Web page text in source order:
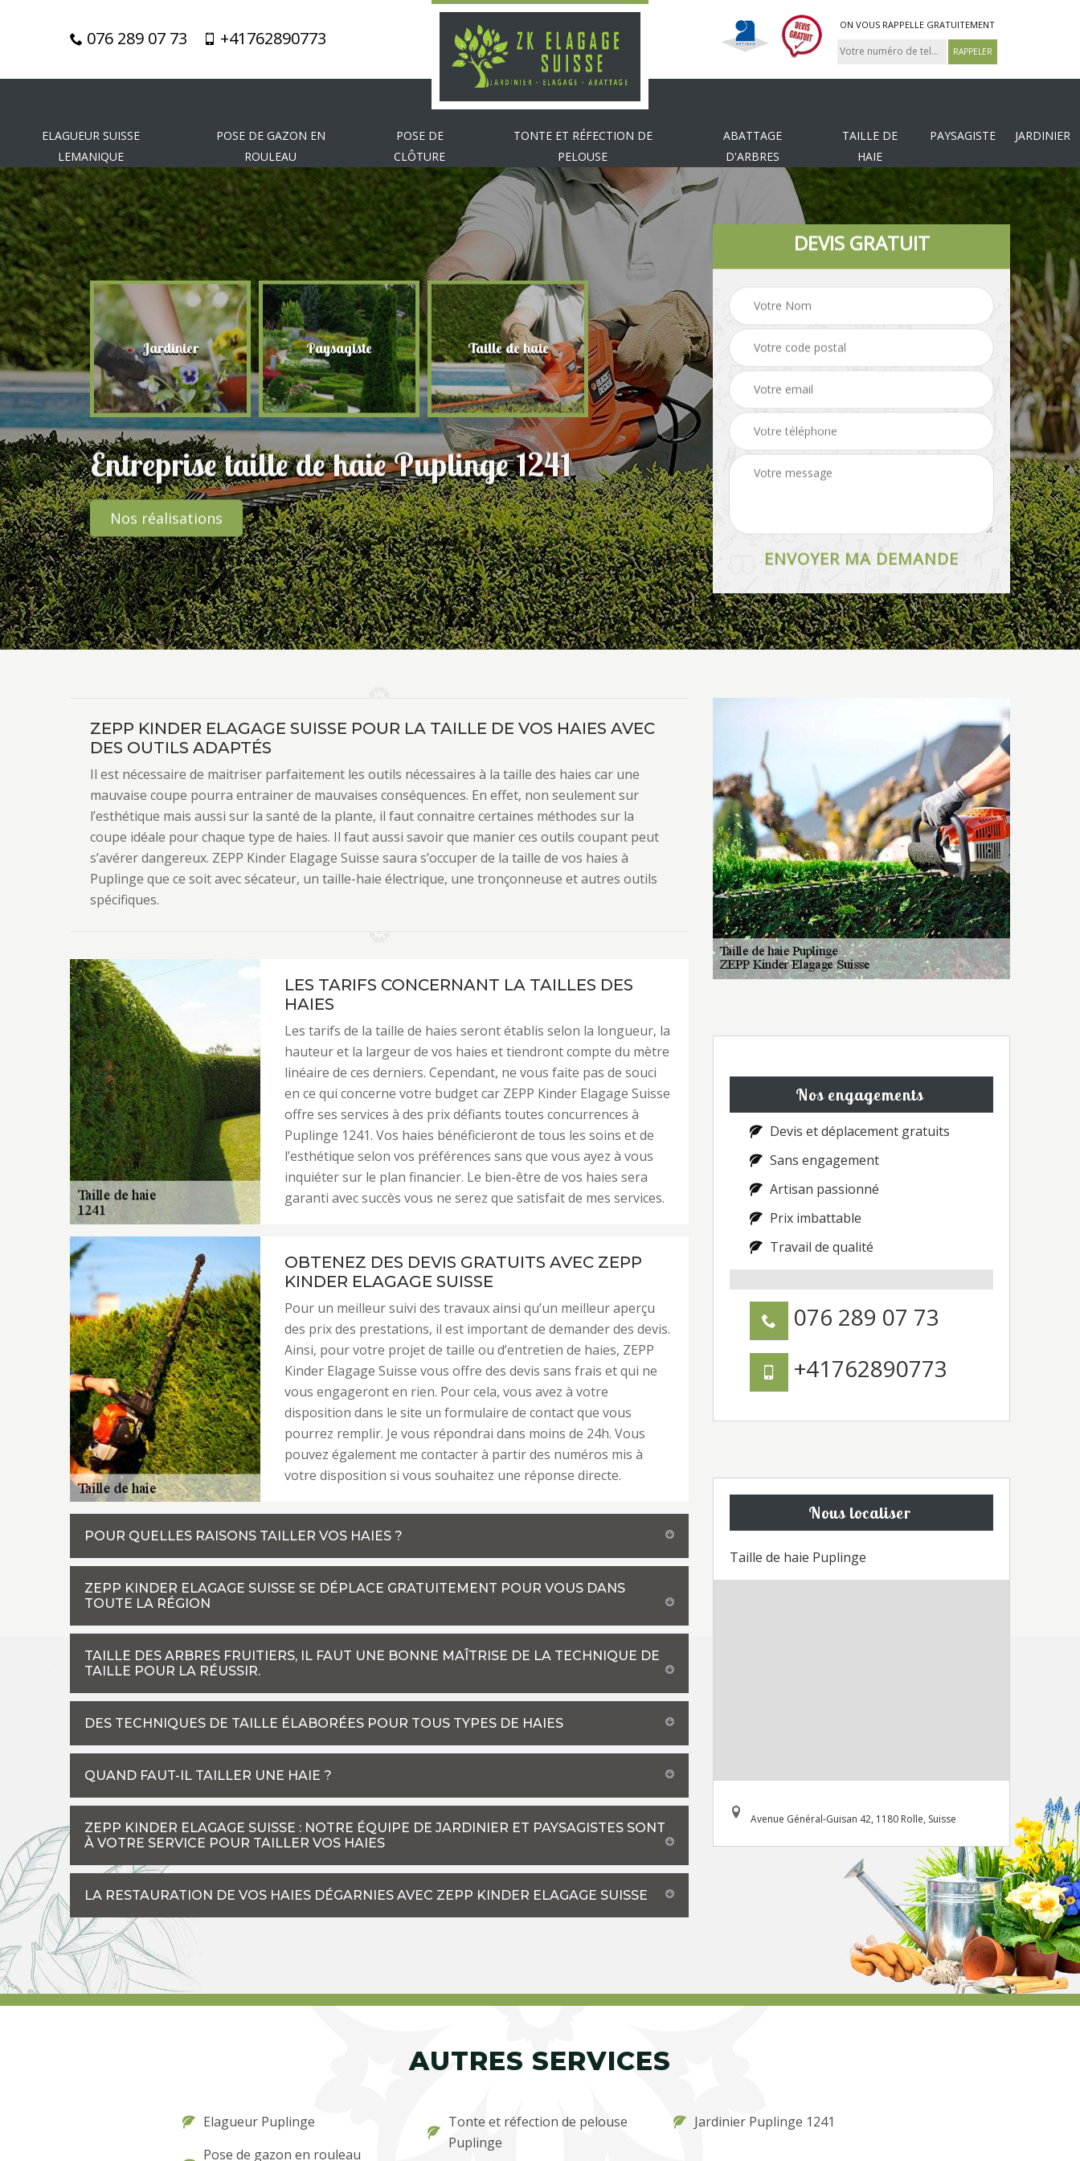
076 289 07 73 +41762890773
ON VOUS RAPPELLE GRATUITEMENT
ELAGUEUR SUISSE
LEMANIQUE
POSE DE GAZON EN
ROULEAU
POSE DE
CLÔTURE
TONTE ET RÉFECTION DE
PELOUSE
ABATTAGE
D'ARBRES
TAILLE DE
HAIE
PAYSAGISTE JARDINIER
Jardinier Paysagiste Taille de haie Abattage d'arbres Tonte et réfection de
pelouse Pose de clôture
Entreprise taille de haie Puplinge 1241
Nos réalisations
DEVIS GRATUIT
ZEPP KINDER ELAGAGE SUISSE POUR LA TAILLE DE VOS HAIES AVEC
DES OUTILS ADAPTÉS
Il est nécessaire de maitriser parfaitement les outils nécessaires à la taille des haies car une
mauvaise coupe pourra entrainer de mauvaises conséquences. En effet, non seulement sur
l’esthétique mais aussi sur la santé de la plante, il faut connaitre certaines méthodes sur la
coupe idéale pour chaque type de haies. Il faut aussi savoir que manier ces outils coupant peut
s’avérer dangereux. ZEPP Kinder Elagage Suisse saura s’occuper de la taille de vos haies à
Puplinge que ce soit avec sécateur, un taille-haie électrique, une tronçonneuse et autres outils
spécifiques.
LES TARIFS CONCERNANT LA TAILLES DES
HAIES
Les tarifs de la taille de haies seront établis selon la longueur, la
hauteur et la largeur de vos haies et tiendront compte du mètre
linéaire de ces derniers. Cependant, ne vous faite pas de souci
en ce qui concerne votre budget car ZEPP Kinder Elagage Suisse
offre ses services à des prix défiants toutes concurrences à
Puplinge 1241. Vos haies bénéficieront de tous les soins et de
l’esthétique selon vos préférences sans que vous ayez à vous
inquiéter sur le plan financier. Le bien-être de vos haies sera
garanti avec succès vous ne serez que satisfait de mes services.
OBTENEZ DES DEVIS GRATUITS AVEC ZEPP
KINDER ELAGAGE SUISSE
Pour un meilleur suivi des travaux ainsi qu’un meilleur aperçu
des prix des prestations, il est important de demander des devis.
Ainsi, pour votre projet de taille ou d’entretien de haies, ZEPP
Kinder Elagage Suisse vous offre des devis sans frais et qui ne
vous engageront en rien. Pour cela, vous avez à votre
disposition dans le site un formulaire de contact que vous
pourrez remplir. Je vous répondrai dans moins de 24h. Vous
pouvez également me contacter à partir des numéros mis à
votre disposition si vous souhaitez une réponse directe.
POUR QUELLES RAISONS TAILLER VOS HAIES ?
ZEPP KINDER ELAGAGE SUISSE SE DÉPLACE GRATUITEMENT POUR VOUS DANS
TOUTE LA RÉGION
TAILLE DES ARBRES FRUITIERS, IL FAUT UNE BONNE MAÎTRISE DE LA TECHNIQUE DE
TAILLE POUR LA RÉUSSIR.
DES TECHNIQUES DE TAILLE ÉLABORÉES POUR TOUS TYPES DE HAIES
QUAND FAUT-IL TAILLER UNE HAIE ?
ZEPP KINDER ELAGAGE SUISSE : NOTRE ÉQUIPE DE JARDINIER ET PAYSAGISTES SONT
À VOTRE SERVICE POUR TAILLER VOS HAIES
LA RESTAURATION DE VOS HAIES DÉGARNIES AVEC ZEPP KINDER ELAGAGE SUISSE
Nos engagements
Devis et déplacement gratuits
Sans engagement
Artisan passionné
Prix imbattable
Travail de qualité
076 289 07 73
+41762890773
Nous localiser
Taille de haie Puplinge
Avenue Général-Guisan 42, 1180 Rolle, Suisse
AUTRES SERVICES
Elagueur Puplinge
Pose de gazon en rouleau
Tonte et réfection de pelouse
Puplinge
Jardinier Puplinge 1241